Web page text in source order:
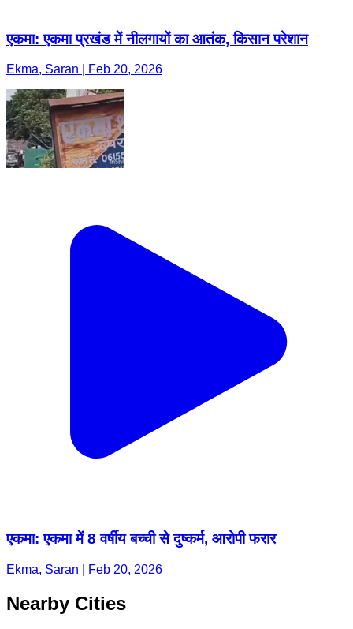
एकमा: एकमा प्रखंड में नीलगायों का आतंक, किसान परेशान
Ekma, Saran | Feb 20, 2026
एकमा: एकमा में 8 वर्षीय बच्ची से दुष्कर्म, आरोपी फरार
Ekma, Saran | Feb 20, 2026
Nearby Cities